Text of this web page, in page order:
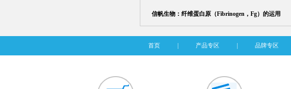
信帆生物：纤维蛋白原（Fibrinogen，Fg）的运用
首页 产品专区 品牌专区